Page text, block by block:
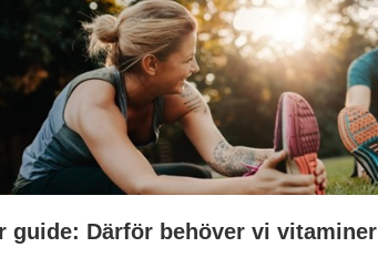
guide: Därför behöver vi vitaminer